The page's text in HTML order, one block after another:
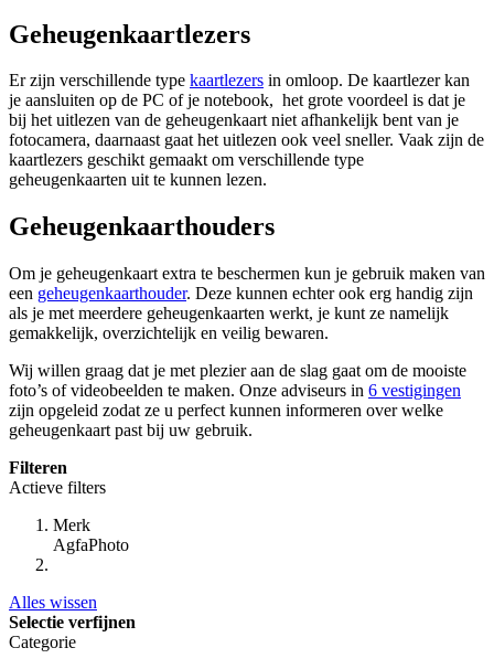
Geheugenkaartlezers
Er zijn verschillende type kaartlezers in omloop. De kaartlezer kan
je aansluiten op de PC of je notebook, het grote voordeel is dat je
bij het uitlezen van de geheugenkaart niet afhankelijk bent van je
fotocamera, daarnaast gaat het uitlezen ook veel sneller. Vaak zijn de
kaartlezers geschikt gemaakt om verschillende type
geheugenkaarten uit te kunnen lezen.
Geheugenkaarthouders
Om je geheugenkaart extra te beschermen kun je gebruik maken van
een geheugenkaarthouder. Deze kunnen echter ook erg handig zijn
als je met meerdere geheugenkaarten werkt, je kunt ze namelijk
gemakkelijk, overzichtelijk en veilig bewaren.
Wij willen graag dat je met plezier aan de slag gaat om de mooiste
foto’s of videobeelden te maken. Onze adviseurs in 6 vestigingen
zijn opgeleid zodat ze u perfect kunnen informeren over welke
geheugenkaart past bij uw gebruik.
Filteren
Actieve filters
Merk
AgfaPhoto
Alles wissen
Selectie verfijnen
Categorie